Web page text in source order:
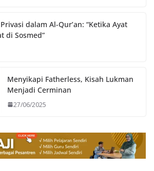
dalam Al-Qur’an: “Ketika Ayat
di Sosmed”
Menyikapi Fatherless, Kisah Lukman
Menjadi Cerminan
27/06/2025